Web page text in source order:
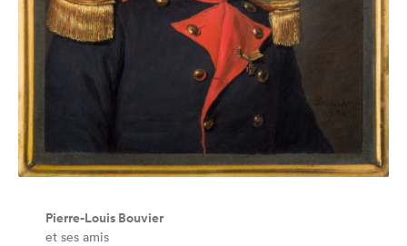
Pierre-Louis Bouvier
et ses amis